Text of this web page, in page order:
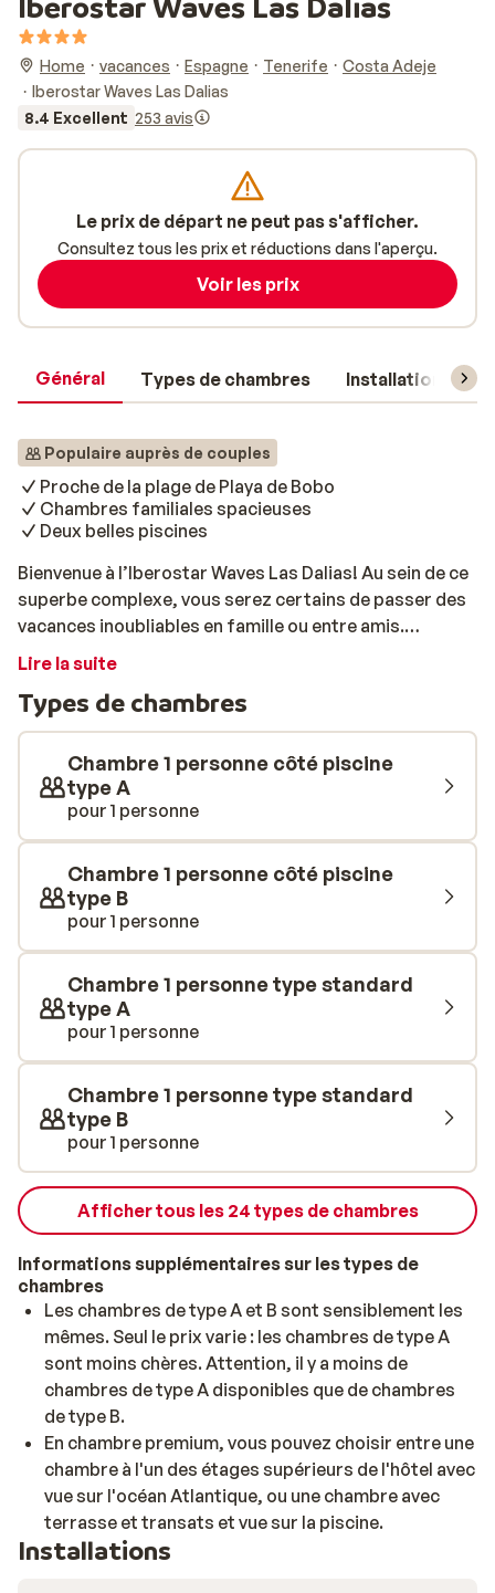
Home vacances Espagne Tenerife
Costa Adeje
Iberostar Waves Las Dalias
8.4 Excellent 253 avis
Général Types de chambres Installations
Populaire auprès de couples
Proche de la plage de Playa de Bobo
Chambres familiales spacieuses
Deux belles piscines
Bienvenue à l’Iberostar Waves Las Dalias! Au sein de ce
superbe complexe, vous serez certains de passer des
vacances inoubliables en famille ou entre amis.
L’établissement est idéalement situé à quelques pas de
heures de farniente au soleil. Si vous préférez rester à
l’hôtel, vous pourrez participer à l’une des nombreuses
activités sportives proposées pour petits et grands,
l’occasion de passer d’agréables moments avec vos
enfants. Vous séjournerez dans de jolies chambres
spacieuses et lumineuses. Bien équipées, elles seront
l’idéal pour un séjour en famille. Tout au long du séjour,
vous profiterez de la formule All-Inclusive, vous
n’aurez donc à vous soucier de rien!
Lire la suite
Types de chambres
Chambre 1 personne côté piscine
type A
pour 1 personne
Chambre 1 personne côté piscine
type B
pour 1 personne
Chambre 1 personne type standard
type A
pour 1 personne
Chambre 1 personne type standard
type B
pour 1 personne
Afficher tous les 24 types de chambres
Informations supplémentaires sur les types de
chambres
Les chambres de type A et B sont sensiblement les
mêmes. Seul le prix varie : les chambres de type A
sont moins chères. Attention, il y a moins de
chambres de type A disponibles que de chambres
de type B.
En chambre premium, vous pouvez choisir entre une
chambre à l'un des étages supérieurs de l'hôtel avec
vue sur l'océan Atlantique, ou une chambre avec
terrasse et transats et vue sur la piscine.
Installations
Le prix de départ ne peut pas s'afficher.
Consultez tous les prix et réductions dans l'aperçu.
Voir les prix